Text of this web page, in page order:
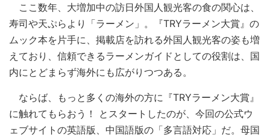
ここ数年、大増加中の訪日外国人観光客の食の関心は、
寿司や天ぷらより「ラーメン」。『TRYラーメン大賞』の
ムック本を片手に、掲載店を訪れる外国人観光客の姿も増
えており、信頼できるラーメンガイドとしての役割は、国
内にとどまらず海外にも広がりつつある。
ならば、もっと多くの海外の方に『TRYラーメン大賞』
に触れてもらおう！ とスタートしたのが、今回の公式ウ
ェブサイトの英語版、中国語版の「多言語対応」だ。母国